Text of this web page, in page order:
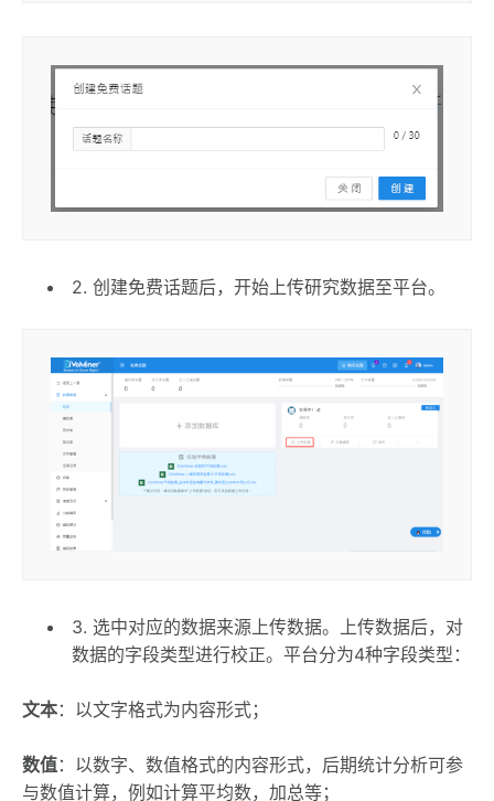
2. 创建免费话题后，开始上传研究数据至平台。
3. 选中对应的数据来源上传数据。上传数据后，对
数据的字段类型进行校正。平台分为4种字段类型：
文本：以文字格式为内容形式；
数值：以数字、数值格式的内容形式，后期统计分析可参
与数值计算，例如计算平均数，加总等；